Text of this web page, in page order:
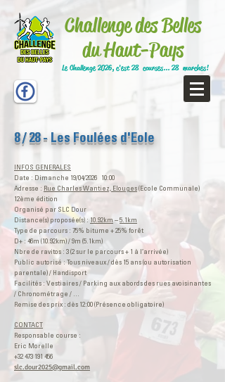
Challenge des Belles
du Haut-Pays
Le Challenge 2026, c'est 28 courses... 28 marches!
8 / 28 - Les Foulées d'Eole
INFOS GENERALES
Date : Dimanche 19/04/2026 10:00
Adresse : Rue Charles Wantiez, Elouges (Ecole Communale)​​
12ème édition
Organisé par SLC Dour
Distance(s) proposée(s) : 10.92km – 5.1km
Type de parcours : 75% bitume + 25% forêt
D+ : 46m (10.92km) / 9m (5.1km)
Nbre de ravitos : 3 (2 sur le parcours + 1 à l’arrivée)
Public autorisé : Tous niveaux / dès 15 ans (ou autorisation
parentale) / Handisport
Facilités : Vestiaires / Parking aux abords des rues avoisinantes
/ Chronométrage / …
Remise des prix : dès 12:00 (Présence obligatoire)
CONTACT
Responsable course :
Eric Morelle
+32 473 191 456
slc.dour2025@gmail.com